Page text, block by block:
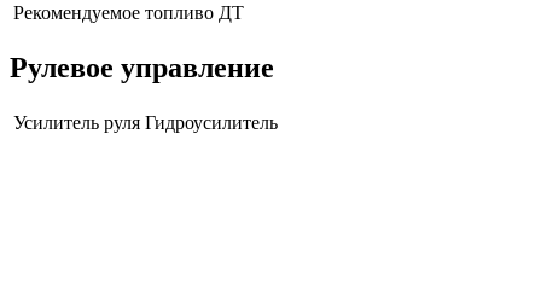
Рекомендуемое топливо ДТ
Рулевое управление
Усилитель руля Гидроусилитель